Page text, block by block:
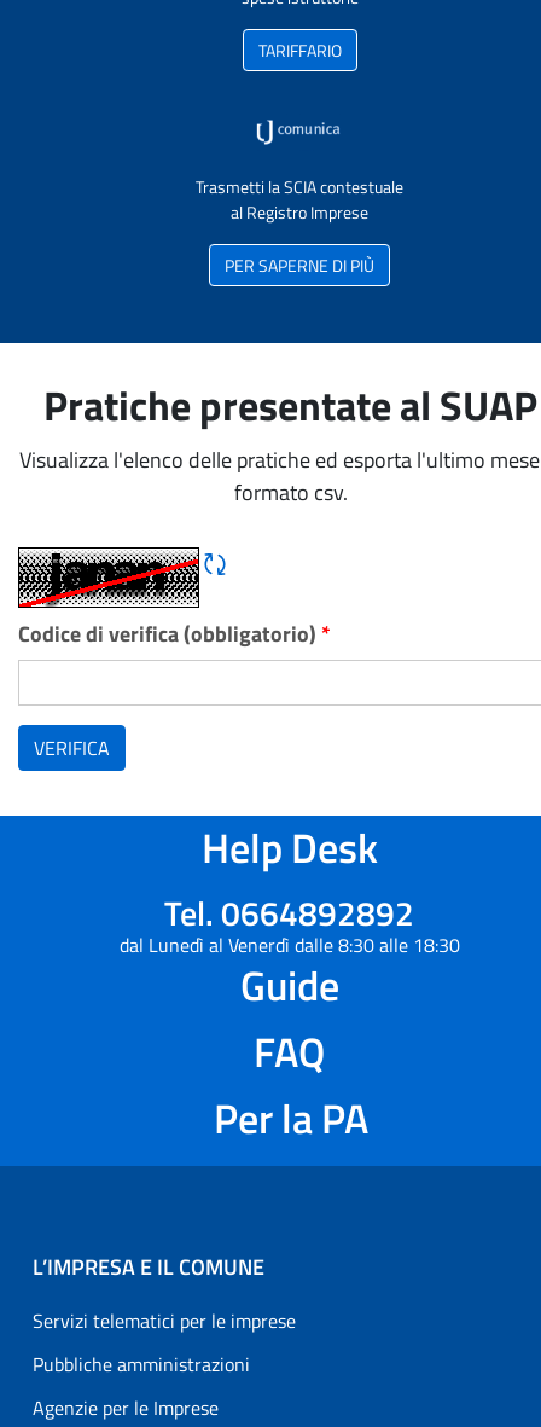
TARIFFARIO
Trasmetti la SCIA contestuale
al Registro Imprese
PER SAPERNE DI PIÙ
Pratiche presentate al SUAP
Visualizza l'elenco delle pratiche ed esporta l'ultimo
formato csv.
Rigene CAPTCHA
Codice di verifica (obbligatorio) *
VERIFICA
Help Desk
Tel. 0664892892
dal Lunedì al Venerdì dalle 8:30 alle 18:30
Guide
FAQ
Per la PA
L’IMPRESA E IL COMUNE
Servizi telematici per le imprese
Pubbliche amministrazioni
Agenzie per le Imprese